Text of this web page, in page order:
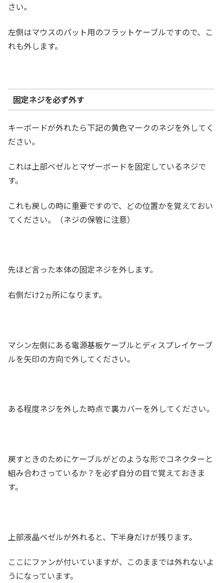
さい。
左側はマウスのパット用のフラットケーブルですので、こ
れも外します。
固定ネジを必ず外す
キーボードが外れたら下記の黄色マークのネジを外してく
ださい。
これは上部ベゼルとマザーボードを固定しているネジで
す。
これも戻しの時に重要ですので、どの位置かを覚えておい
てください。（ネジの保管に注意）
先ほど言った本体の固定ネジを外します。
右側だけ2ヵ所になります。
マシン左側にある電源基板ケーブルとディスプレイケーブ
ルを矢印の方向で外してください。
ある程度ネジを外した時点で裏カバーを外してください。
戻すときのためにケーブルがどのような形でコネクターと
組み合わさっているか？を必ず自分の目で覚えておきま
す。
上部液晶ベゼルが外れると、下半身だけが残ります。
ここにファンが付いていますが、このままでは外れないよ
うになっています。